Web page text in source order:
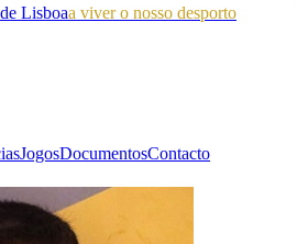
Lisboaa viver o nosso desporto
JogosDocumentosContacto